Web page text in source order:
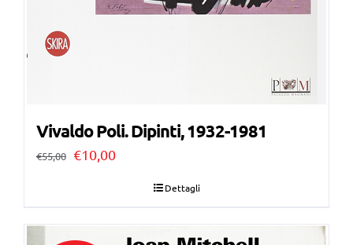
Vivaldo Poli. Dipinti, 1932-1981
€55,00 Il
€10,00Il
Dettagli